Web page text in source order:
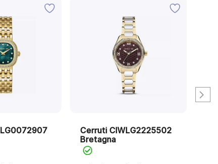
Cerruti CIWLG2225502
Bretagna